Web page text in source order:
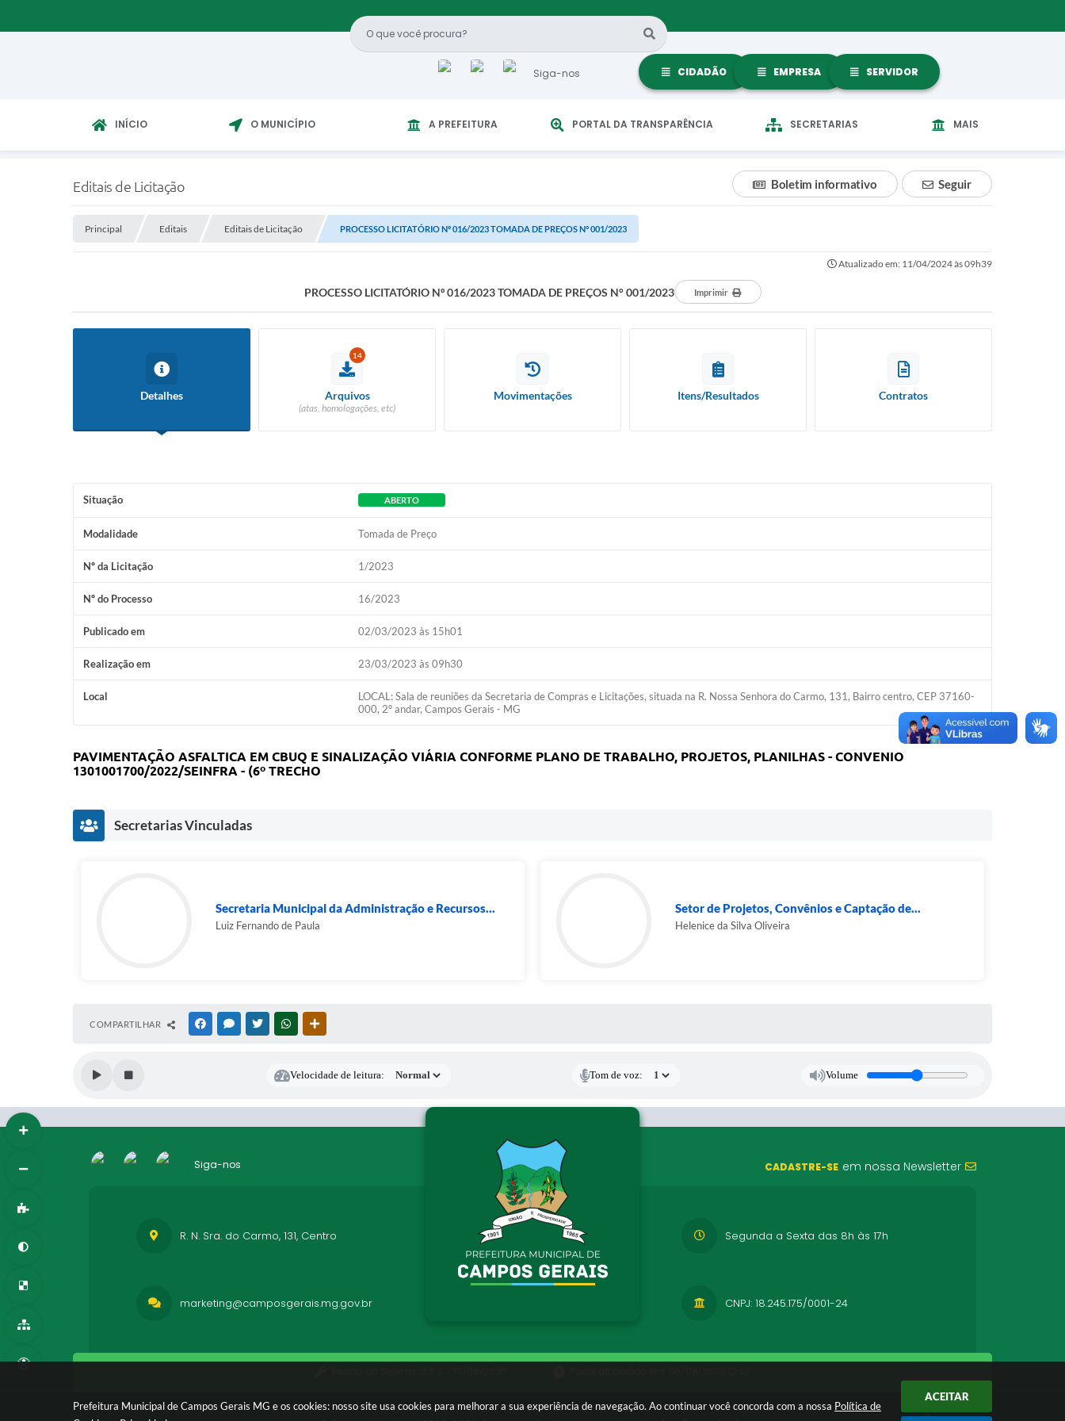
Prefeitura Municipal de Campos Gerais MG e os cookies: nosso site usa cookies para melhorar a sua experiência de navegação. Ao continuar você concorda com a nossa Política de
ACEITAR
Siga-nos CIDADÃO EMPRESA SERVIDOR
INÍCIO O MUNICÍPIO A PREFEITURA PORTAL DA TRANSPARÊNCIA SECRETARIAS MAIS
Editais de Licitação Seguir
Boletim informativo
Principal Editais Editais de Licitação PROCESSO LICITATÓRIO Nº 016/2023 TOMADA DE PREÇOS N° 001/2023
Atualizado em: 11/04/2024 às 09h39
PROCESSO LICITATÓRIO Nº 016/2023 TOMADA DE PREÇOS N° 001/2023 Imprimir
Detalhes
14
Arquivos
(atas, homologações, etc)
Movimentações Itens/Resultados Contratos
Situação ABERTO
Modalidade Tomada de Preço
Nº da Licitação 1/2023
Nº do Processo 16/2023
Publicado em 02/03/2023 às 15h01
Realização em 23/03/2023 às 09h30
Local
LOCAL: Sala de reuniões da Secretaria de Compras e Licitações, situada na R. Nossa Senhora do Carmo, 131, Bairro centro, CEP 37160-
000, 2º andar, Campos Gerais - MG
PAVIMENTAÇÃO ASFALTICA EM CBUQ E SINALIZAÇÃO VIÁRIA CONFORME PLANO DE TRABALHO, PROJETOS, PLANILHAS - CONVENIO
1301001700/2022/SEINFRA - (6º TRECHO
Secretarias Vinculadas
Secretaria Municipal da Administração e Recursos...
Luiz Fernando de Paula
Setor de Projetos, Convênios e Captação de...
Helenice da Silva Oliveira
COMPARTILHAR FACEBOOKMESSENGER
TWITTERWHATSAPP
Velocidade de leitura: Tom de voz: Volume
Siga-nos CADASTRE-SE em nossa Newsletter
R. N. Sra. do Carmo, 131, Centro Segunda a Sexta das 8h às 17h
CNPJ: 18.245.175/0001-24
marketing@camposgerais.mg.gov.br